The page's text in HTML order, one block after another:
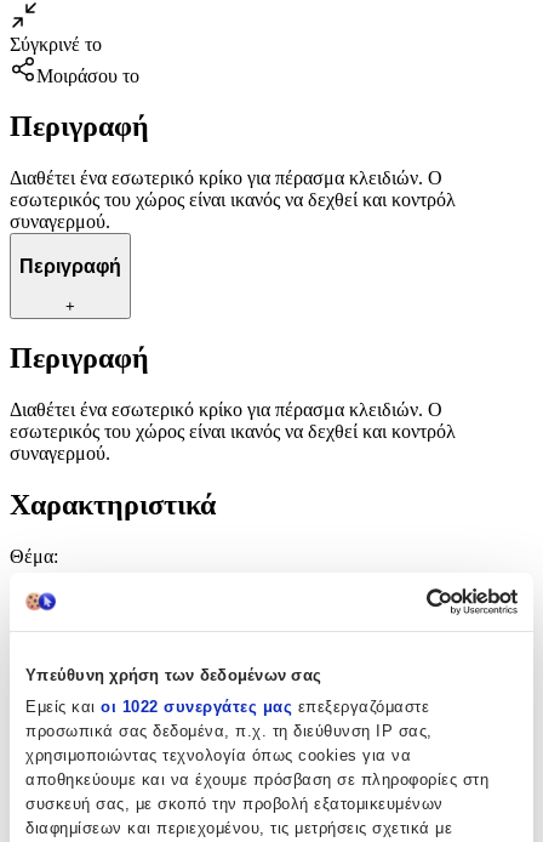
Υπεύθυνη χρήση των δεδομένων σας
Εμείς και οι 1022 συνεργάτες μας επεξεργαζόμαστε
προσωπικά σας δεδομένα, π.χ. τη διεύθυνση IP σας,
χρησιμοποιώντας τεχνολογία όπως cookies για να
αποθηκεύουμε και να έχουμε πρόσβαση σε πληροφορίες στη
συσκευή σας, με σκοπό την προβολή εξατομικευμένων
διαφημίσεων και περιεχομένου, τις μετρήσεις σχετικά με
Σύγκρινέ το
Μοιράσου το
Περιγραφή
Διαθέτει ένα εσωτερικό κρίκο για πέρασμα κλειδιών. Ο
εσωτερικός του χώρος είναι ικανός να δεχθεί και κοντρόλ
συναγερμού.
Περιγραφή
+
Περιγραφή
Διαθέτει ένα εσωτερικό κρίκο για πέρασμα κλειδιών. Ο
εσωτερικός του χώρος είναι ικανός να δεχθεί και κοντρόλ
συναγερμού.
Χαρακτηριστικά
Θέμα:
Τύπος:
Κλειδοθήκη
Υλικό
Δερμάτινο
Κατασκευαστής :